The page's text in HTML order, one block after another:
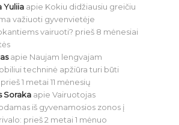
Yuliia apie Kokiu didžiausiu greičiu
važiuoti gyvenvietėje
vairuoti? prieš 8 mėnesiai
apie Naujam lengvajam
techninė apžiūra turi būti
prieš 1 metai 11 mėnesių
Soraka apieVairuotojas
iš gyvenamosios zonos į
prieš 2 metai 1 mėnuo